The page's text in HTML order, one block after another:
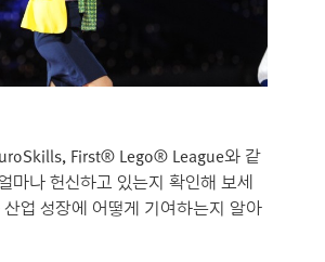
First® Lego® League와 같
마나 헌신하고 있는지 확인해 보세
업 성장에 어떻게 기여하는지 알아